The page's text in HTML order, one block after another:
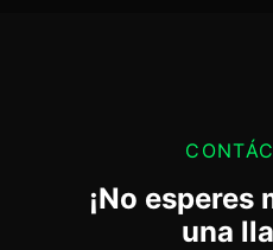
¡No esperes
una